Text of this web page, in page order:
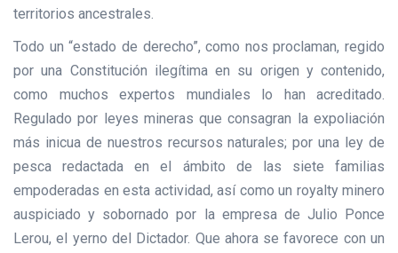
territorios ancestrales.
Todo un “estado de derecho”, como nos proclaman, regido
por una Constitución ilegítima en su origen y contenido,
como muchos expertos mundiales lo han acreditado.
Regulado por leyes mineras que consagran la expoliación
más inicua de nuestros recursos naturales; por una ley de
pesca redactada en el ámbito de las siete familias
empoderadas en esta actividad, así como un royalty minero
auspiciado y sobornado por la empresa de Julio Ponce
Lerou, el yerno del Dictador. Que ahora se favorece con un